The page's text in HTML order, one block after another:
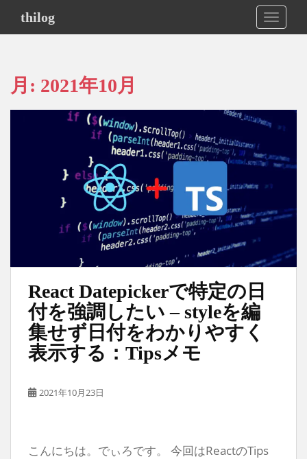
i
thilog
月: 2021年10月
React Datepickerで特定の日
付を強調したい – styleを編
集せず日付をわかりやすく
表示する：Tipsメモ
2021年10月23日
こんにちは。でぃろです。 今回はReactのTips